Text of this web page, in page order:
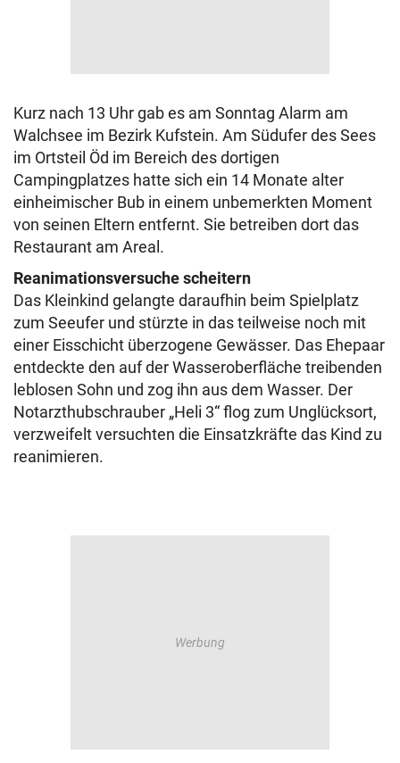
Kurz nach 13 Uhr gab es am Sonntag Alarm am
Walchsee im Bezirk Kufstein. Am Südufer des Sees
im Ortsteil Öd im Bereich des dortigen
Campingplatzes hatte sich ein 14 Monate alter
einheimischer Bub in einem unbemerkten Moment
von seinen Eltern entfernt. Sie betreiben dort das
Restaurant am Areal.
Reanimationsversuche scheitern
Das Kleinkind gelangte daraufhin beim Spielplatz
zum Seeufer und stürzte in das teilweise noch mit
einer Eisschicht überzogene Gewässer. Das Ehepaar
entdeckte den auf der Wasseroberfläche treibenden
leblosen Sohn und zog ihn aus dem Wasser. Der
Notarzthubschrauber „Heli 3“ flog zum Unglücksort,
verzweifelt versuchten die Einsatzkräfte das Kind zu
reanimieren.